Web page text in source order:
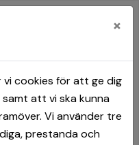
×
vi cookies för att ge dig
att vi ska kunna
Vi använder tre
prestanda och